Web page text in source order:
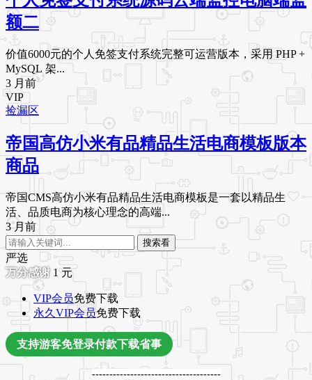
额二
价值6000元的个人免签支付系统完整可运营版本，采用 PHP +
MySQL 架...
3 月前
VIP
捡漏区
帝国高仿小米有品精品生活电商模板版本
商品
帝国CMS高仿小米有品精品生活电商模板是一套以精品生
活、品质电商为核心理念的高端...
3 月前
搜索看
严选
1 元
VIP会员免费下载
永久VIP会员免费下载
支持游客免登录付款下载省事
-------------------------------------